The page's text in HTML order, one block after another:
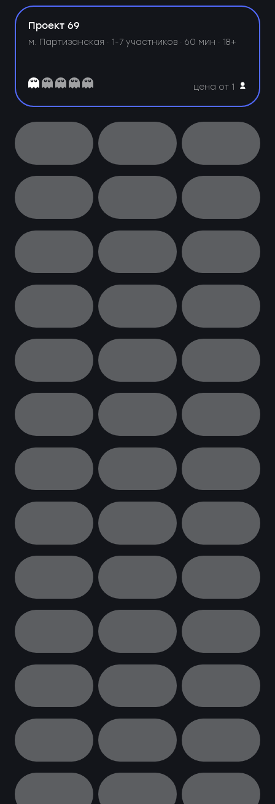
Проект 69
м. Партизанская · 1-7 участников · 60 мин · 18+
цена от 1